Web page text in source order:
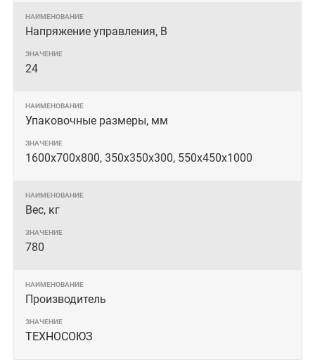
Напряжение управления, В
24
Упаковочные размеры, мм
1600х700х800, 350х350х300, 550х450х1000
Вес, кг
780
Производитель
ТЕХНОСОЮЗ